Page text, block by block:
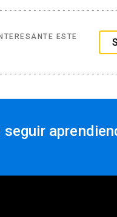
ESTE
seguir